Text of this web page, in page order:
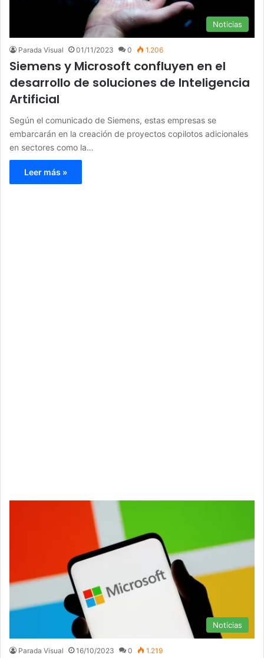
Noticias
Parada Visual 01/11/2023 0 1.206
Siemens y Microsoft confluyen en el
desarrollo de soluciones de Inteligencia
Artificial
Según el comunicado de Siemens, estas empresas se
embarcarán en la creación de proyectos copilotos adicionales
en sectores como la…
Leer más »
Noticias
Parada Visual 16/10/2023 0 1.219